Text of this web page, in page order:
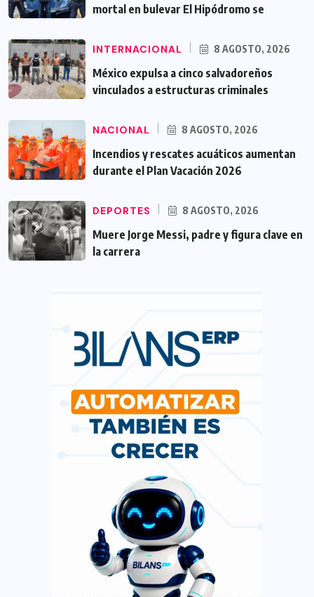
mortal en bulevar El Hipódromo se
INTERNACIONAL 8 AGOSTO, 2026
México expulsa a cinco salvadoreños
vinculados a estructuras criminales
NACIONAL 8 AGOSTO, 2026
Incendios y rescates acuáticos aumentan
durante el Plan Vacación 2026
DEPORTES 8 AGOSTO, 2026
Muere Jorge Messi, padre y figura clave en
la carrera